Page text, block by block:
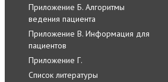
Приложение Б. Алгоритмы
ведения пациента
Приложение В. Информация для
пациентов
Приложение Г.
Список литературы